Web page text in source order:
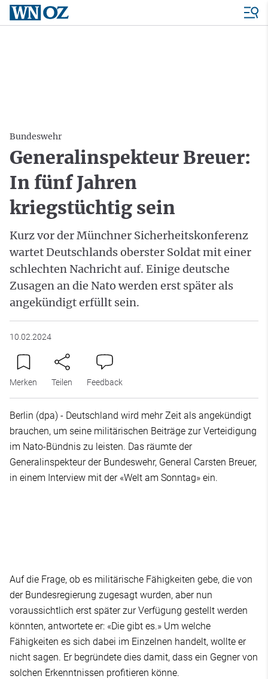
Bundeswehr
Generalinspekteur Breuer:
In fünf Jahren
kriegstüchtig sein
Kurz vor der Münchner Sicherheitskonferenz
wartet Deutschlands oberster Soldat mit einer
schlechten Nachricht auf. Einige deutsche
Zusagen an die Nato werden erst später als
angekündigt erfüllt sein.
10.02.2024
Merken Teilen Feedback
Berlin (dpa) - Deutschland wird mehr Zeit als angekündigt
brauchen, um seine militärischen Beiträge zur Verteidigung
im Nato-Bündnis zu leisten. Das räumte der
Generalinspekteur der Bundeswehr, General Carsten Breuer,
in einem Interview mit der «Welt am Sonntag» ein.
Auf die Frage, ob es militärische Fähigkeiten gebe, die von
der Bundesregierung zugesagt wurden, aber nun
voraussichtlich erst später zur Verfügung gestellt werden
könnten, antwortete er: «Die gibt es.» Um welche
Fähigkeiten es sich dabei im Einzelnen handelt, wollte er
nicht sagen. Er begründete dies damit, dass ein Gegner von
solchen Erkenntnissen profitieren könne.